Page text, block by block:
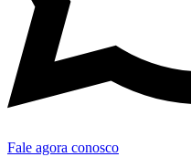
Fale agora conosco